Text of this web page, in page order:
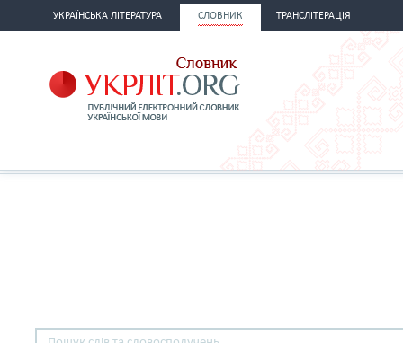
УКРАЇНСЬКА ЛІТЕРАТУРА СЛОВНИК ТРАНСЛІТЕРАЦІЯ